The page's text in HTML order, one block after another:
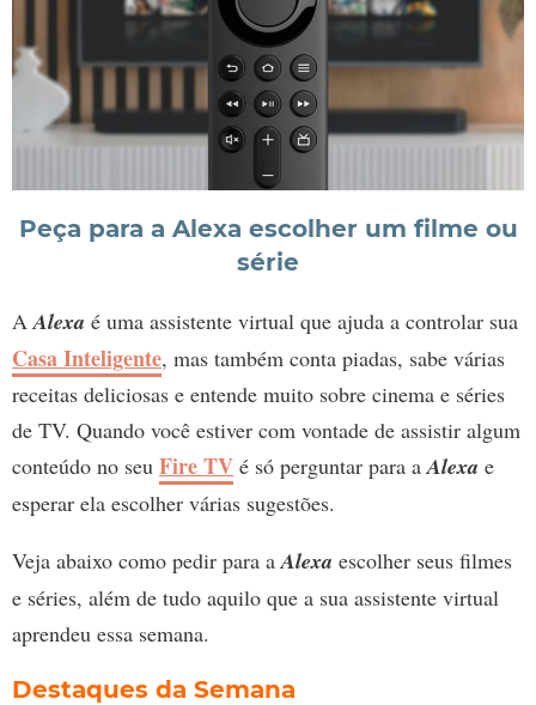
Peça para a Alexa escolher um filme ou
série
AAlexa é uma assistente virtual que ajuda a controlar sua
Casa Inteligente, mas também conta piadas, sabe várias
receitas deliciosas e entende muito sobre cinema e séries
de TV. Quando você estiver com vontade de assistir algum
conteúdo no seu Fire TV é só perguntar para aAlexa e
esperar ela escolher várias sugestões.
Veja abaixo como pedir para aAlexa escolher seus filmes
e séries, além de tudo aquilo que a sua assistente virtual
aprendeu essa semana.
Destaques da Semana